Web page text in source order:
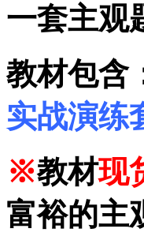
一套主观
教材包含
实战演练
※教材现
富裕的主